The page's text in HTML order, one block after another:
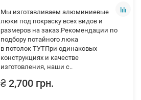
Мы изготавливаем алюминиевые
люки под покраску всех видов и
размеров на заказ.Рекомендации по
подбору потайного люка
в потолок ТУТПри одинаковых
конструкциях и качестве
изготовления, наши с..
₴ 2,700 грн.